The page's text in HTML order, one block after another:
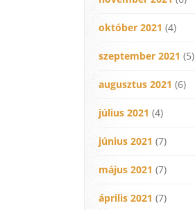
október 2021 (4)
szeptember 2021 (5)
augusztus 2021 (6)
július 2021 (4)
június 2021 (7)
május 2021 (7)
április 2021 (7)